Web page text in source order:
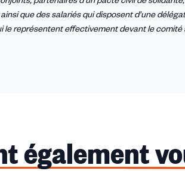
que des salariés qui disposent d'une
représentent effectivement devant le comité
également